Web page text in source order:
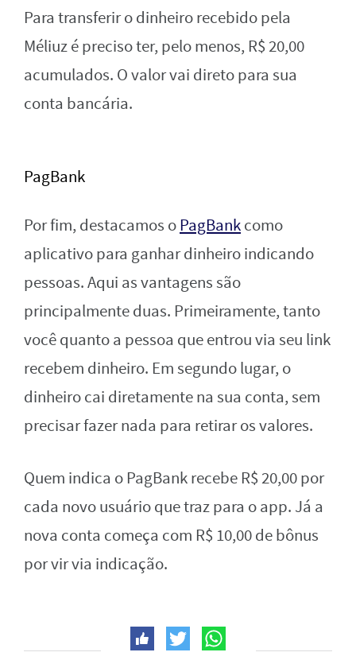
Para transferir o dinheiro recebido pela
Méliuz é preciso ter, pelo menos, R$ 20,00
acumulados. O valor vai direto para sua
conta bancária.
PagBank
Por fim, destacamos oPagBankcomo
aplicativo para ganhar dinheiro indicando
pessoas. Aqui as vantagens são
principalmente duas. Primeiramente, tanto
você quanto a pessoa que entrou via seu link
recebem dinheiro. Em segundo lugar, o
dinheiro cai diretamente na sua conta, sem
precisar fazer nada para retirar os valores.
Quem indica o PagBank recebe R$ 20,00 por
cada novo usuário que traz para o app. Já a
nova conta começa com R$ 10,00 de bônus
por vir via indicação.